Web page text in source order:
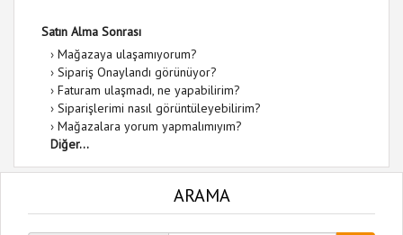
Satın Alma Sonrası
› Mağazaya ulaşamıyorum?
› Sipariş Onaylandı görünüyor?
› Faturam ulaşmadı, ne yapabilirim?
› Siparişlerimi nasıl görüntüleyebilirim?
› Mağazalara yorum yapmalımıyım?
Diğer...
ARAMA